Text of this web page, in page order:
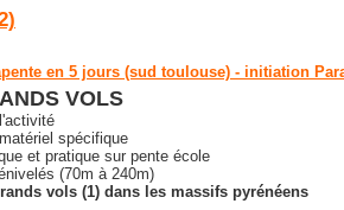
en 5 jours (sud toulouse) - initiation
VOLS
spécifique
et pratique sur pente école
(70m à 240m)
vols (1) dans les massifs pyrénéens